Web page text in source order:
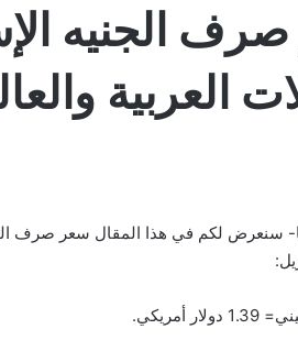
الجنيه
العربية والعالمية 28
سنعرض لكم في هذا المقال سعر صرف